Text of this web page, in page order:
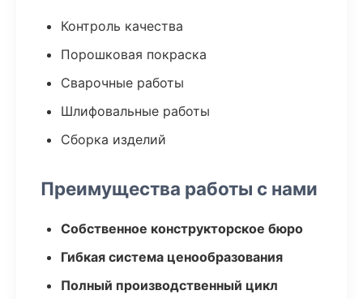
Контроль качества
Порошковая покраска
Сварочные работы
Шлифовальные работы
Сборка изделий
Преимущества работы с нами
Собственное конструкторское бюро
Гибкая система ценообразования
Полный производственный цикл